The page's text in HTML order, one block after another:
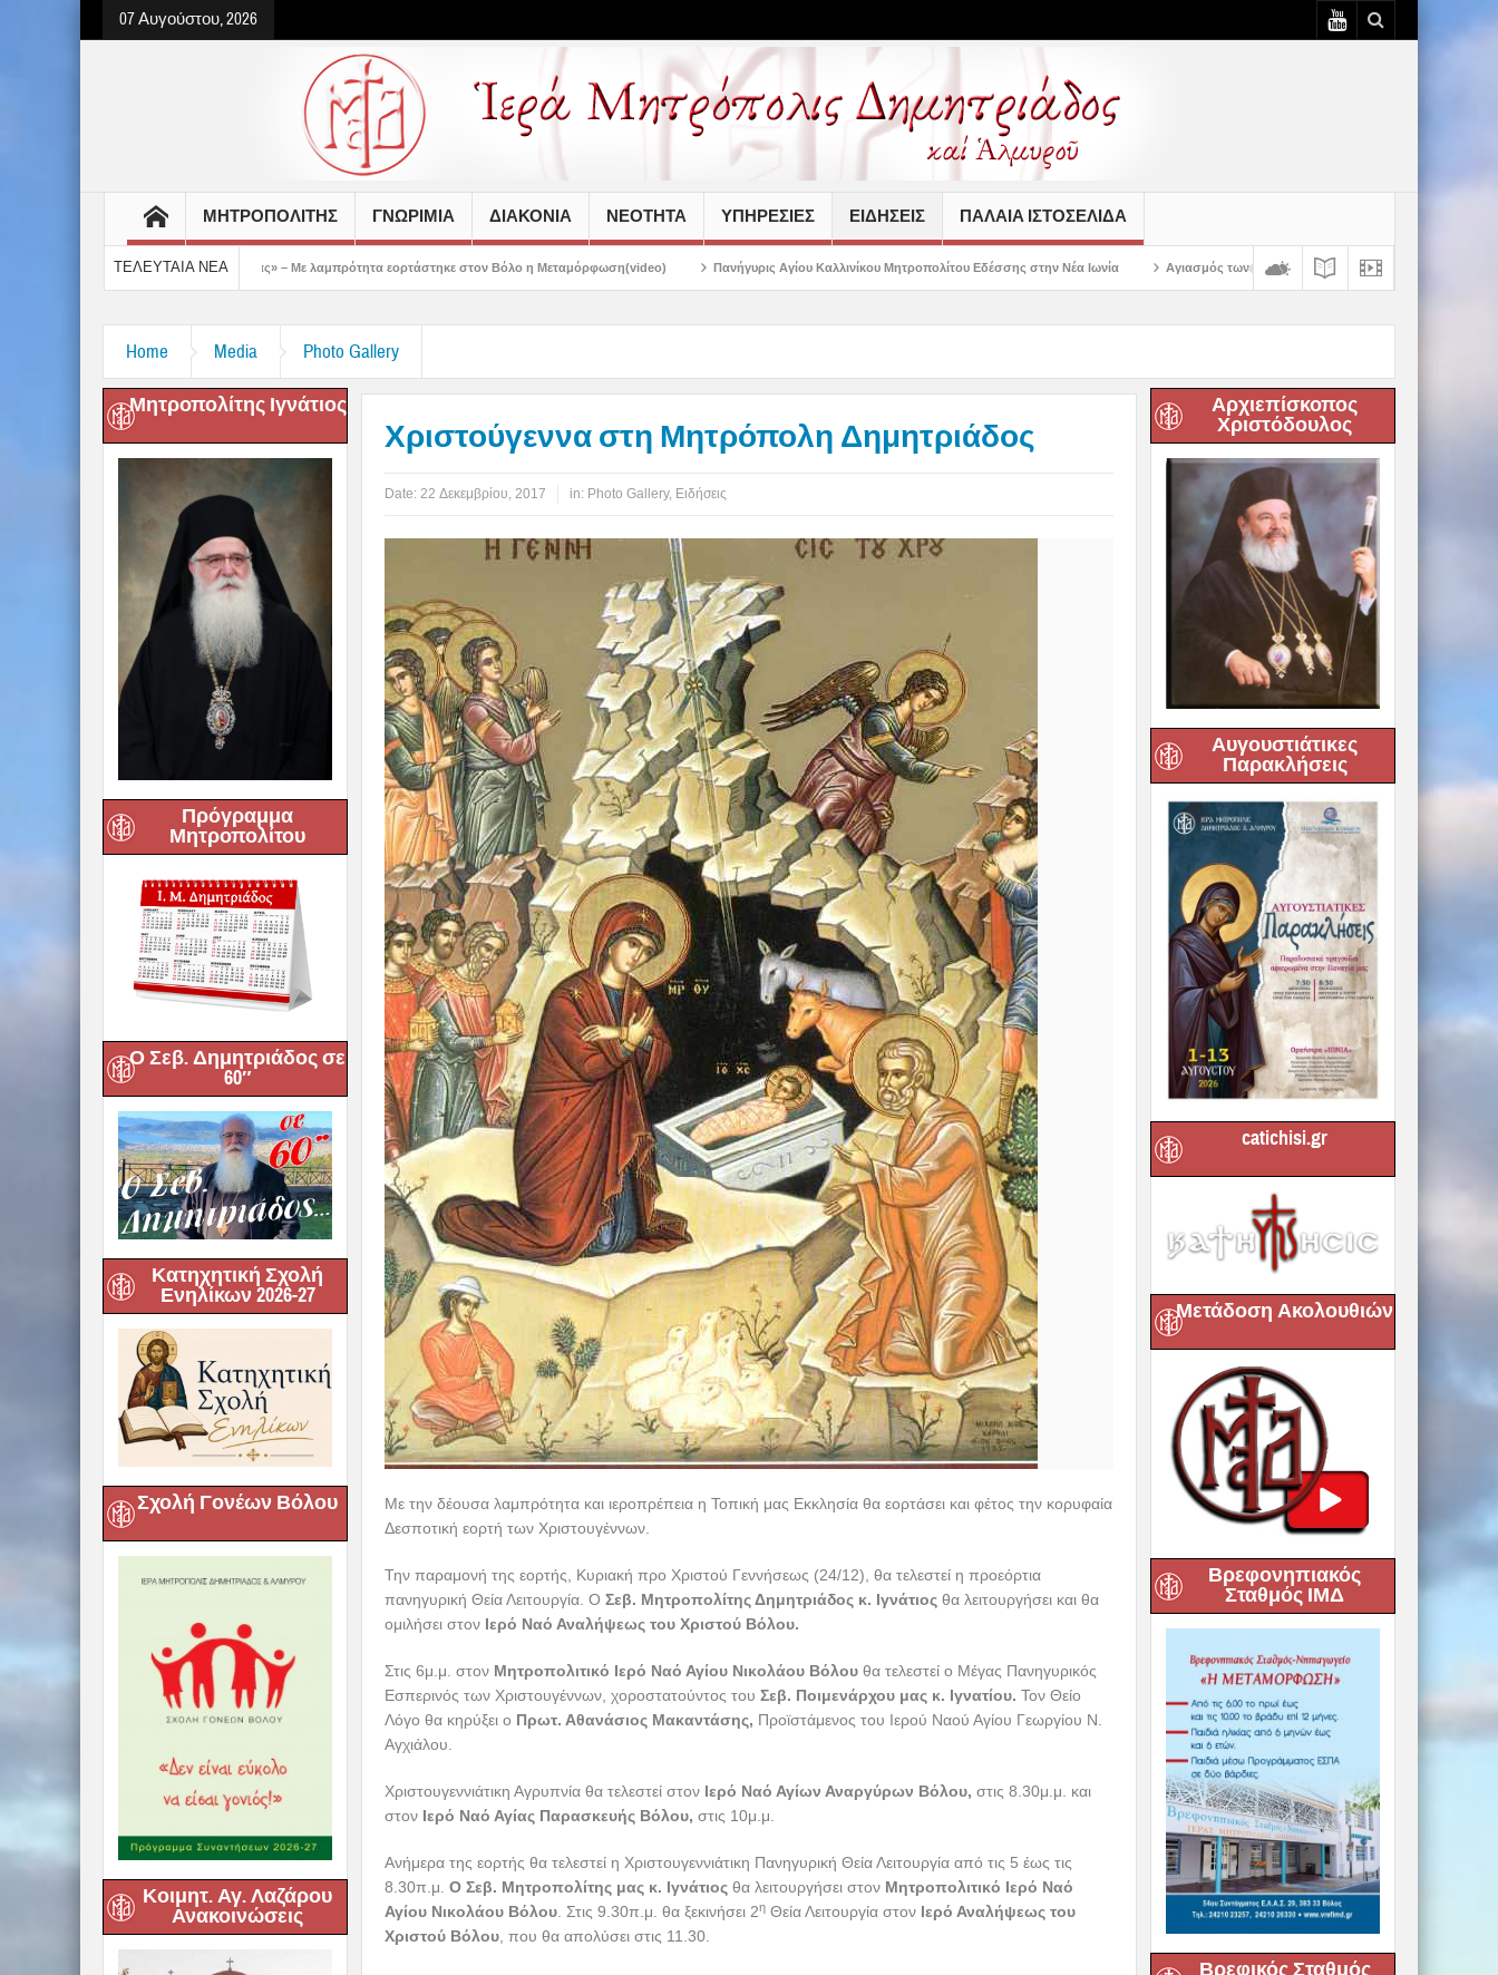
07 Αυγούστου, 2026
ΜΗΤΡΟΠΟΛΙΤΗΣ ΓΝΩΡΙΜΙΑ ΔΙΑΚΟΝΙΑ ΝΕΟΤΗΤΑ ΥΠΗΡΕΣΙΕΣ ΕΙΔΗΣΕΙΣ ΠΑΛΑΙΆ ΙΣΤΟΣΕΛΊΔΑ
ΤΕΛΕΥΤΑΙΑ ΝΕΑ
έδειξε το μέλλον μας» – Με λαμπρότητα εορτάστηκε στον Βόλο η Μεταμόρφωση(video) Πανήγυρις Αγίου Καλλινίκου Μητροπολίτου Εδέσσης στην Νέα Ιωνία Αγιασμός των πρώτων ολοκληρωμένων κελιών της Παλαιάς Ιεράς Μονής
Home Media Photo Gallery
Μητροπολίτης Ιγνάτιος
Πρόγραμμα
Μητροπολίτου
Ο Σεβ. Δημητριάδος σε
60″
Κατηχητική Σχολή
Ενηλίκων 2026-27
Σχολή Γονέων Βόλου
Κοιμητ. Αγ. Λαζάρου
Ανακοινώσεις
Χριστούγεννα στη Μητρόπολη Δημητριάδος
Date: 22 Δεκεμβρίου, 2017 in: Photo Gallery, Ειδήσεις
Με την δέουσα λαμπρότητα και ιεροπρέπεια η Τοπική μας Εκκλησία θα εορτάσει και φέτος την κορυφαία
Δεσποτική εορτή των Χριστουγέννων.
Την παραμονή της εορτής, Κυριακή προ Χριστού Γεννήσεως (24/12), θα τελεστεί η προεόρτια
πανηγυρική Θεία Λειτουργία. Ο Σεβ. Μητροπολίτης Δημητριάδος κ. Ιγνάτιοςθα λειτουργήσει και θα
ομιλήσει στον Ιερό Ναό Αναλήψεως του Χριστού Βόλου.
Στις 6μ.μ. στον Μητροπολιτικό Ιερό Ναό Αγίου Νικολάου Βόλουθα τελεστεί ο Μέγας Πανηγυρικός
Εσπερινός των Χριστουγέννων, χοροστατούντος του Σεβ. Ποιμενάρχου μας κ. Ιγνατίου. Τον Θείο
Λόγο θα κηρύξει ο Πρωτ. Αθανάσιος Μακαντάσης, Προϊστάμενος του Ιερού Ναού Αγίου Γεωργίου Ν.
Αγχιάλου.
Χριστουγεννιάτικη Αγρυπνία θα τελεστεί στον Ιερό Ναό Αγίων Αναργύρων Βόλου, στις 8.30μ.μ. και
στον Ιερό Ναό Αγίας Παρασκευής Βόλου, στις 10μ.μ.
Ανήμερα της εορτής θα τελεστεί η Χριστουγεννιάτικη Πανηγυρική Θεία Λειτουργία από τις 5 έως τις
8.30π.μ. Ο Σεβ. Μητροπολίτης μας κ. Ιγνάτιοςθα λειτουργήσει στον Μητροπολιτικό Ιερό Ναό
Αγίου Νικολάου Βόλου. Στις 9.30π.μ. θα ξεκινήσει 2ηΘεία Λειτουργία στον Ιερό Αναλήψεως του
Χριστού Βόλου, που θα απολύσει στις 11.30.
Αρχιεπίσκοπος
Χριστόδουλος
Αυγουστιάτικες
Παρακλήσεις
catichisi.gr
Μετάδοση Ακολουθιών
Βρεφονηπιακός
Σταθμός ΙΜΔ
Βρεφικός Σταθμός